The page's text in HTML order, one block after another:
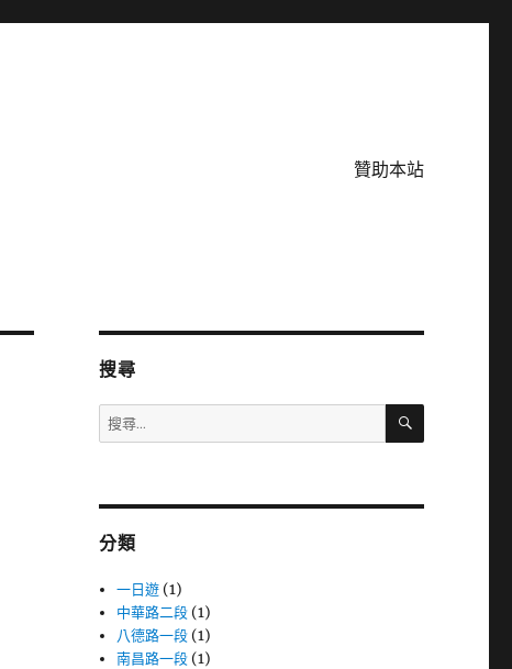
贊助本站
搜尋
搜
尋
字:
搜
分類
一日遊 (1)
中華路二段 (1)
八德路一段 (1)
南昌路一段 (1)